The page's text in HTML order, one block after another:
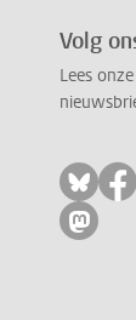
Volg
Lees
Volg
Volg